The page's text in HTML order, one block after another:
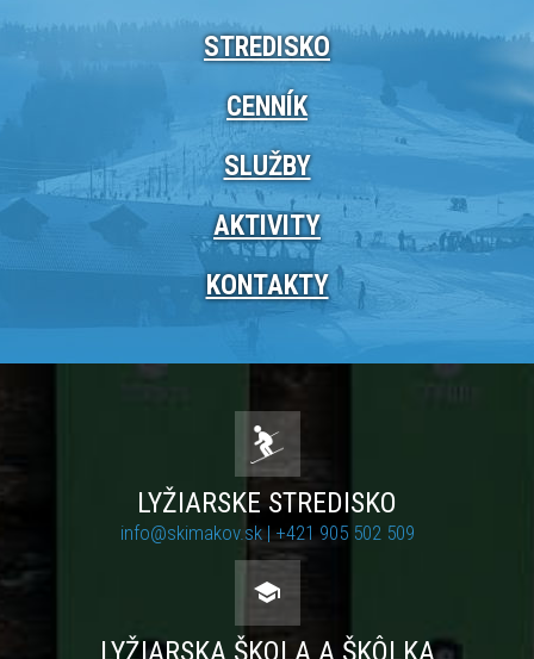
STREDISKO
CENNÍK
SLUŽBY
AKTIVITY
KONTAKTY
LYŽIARSKE STREDISKO
info@skimakov.sk | +421 905 502 509
LYŽIARSKA ŠKOLA A ŠKÔLKA